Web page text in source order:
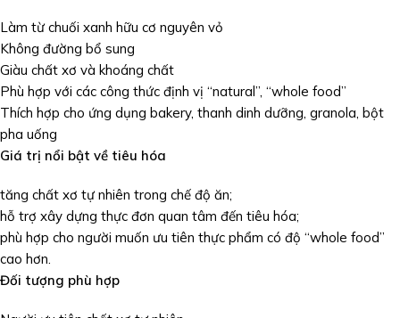
Làm từ chuối xanh hữu cơ nguyên vỏ
Không đường bổ sung
Giàu chất xơ và khoáng chất
Phù hợp với các công thức định vị “natural”, “whole food”
Thích hợp cho ứng dụng bakery, thanh dinh dưỡng, granola, bột
pha uống
Giá trị nổi bật về tiêu hóa
tăng chất xơ tự nhiên trong chế độ ăn;
hỗ trợ xây dựng thực đơn quan tâm đến tiêu hóa;
phù hợp cho người muốn ưu tiên thực phẩm có độ “whole food”
cao hơn.
Đối tượng phù hợp